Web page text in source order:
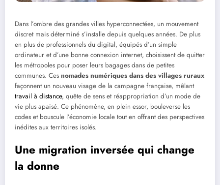
Dans l’ombre des grandes villes hyperconnectées, un mouvement
discret mais déterminé s’installe depuis quelques années. De plus
en plus de professionnels du digital, équipés d’un simple
ordinateur et d’une bonne connexion internet, choisissent de quitter
les métropoles pour poser leurs bagages dans de petites
communes. Ces nomades numériques dans des villages ruraux
façonnent un nouveau visage de la campagne française, mêlant
travail à distance, quête de sens et réappropriation d’un mode de
vie plus apaisé. Ce phénomène, en plein essor, bouleverse les
codes et bouscule l’économie locale tout en offrant des perspectives
inédites aux territoires isolés.
Une migration inversée qui change
la donne